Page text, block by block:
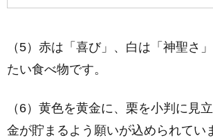
（5）赤は「喜び」、白は「神聖さ
たい食べ物です。
（6）黄色を黄金に、栗を小判に見
金が貯まるよう願いが込められてい